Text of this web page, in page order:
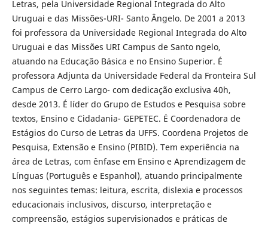
Letras, pela Universidade Regional Integrada do Alto
Uruguai e das Missões-URI- Santo Ângelo. De 2001 a 2013
foi professora da Universidade Regional Integrada do Alto
Uruguai e das Missões URI Campus de Santo ngelo,
atuando na Educação Básica e no Ensino Superior. É
professora Adjunta da Universidade Federal da Fronteira Sul
Campus de Cerro Largo- com dedicação exclusiva 40h,
desde 2013. É líder do Grupo de Estudos e Pesquisa sobre
textos, Ensino e Cidadania- GEPETEC. É Coordenadora de
Estágios do Curso de Letras da UFFS. Coordena Projetos de
Pesquisa, Extensão e Ensino (PIBID). Tem experiência na
área de Letras, com ênfase em Ensino e Aprendizagem de
Línguas (Português e Espanhol), atuando principalmente
nos seguintes temas: leitura, escrita, dislexia e processos
educacionais inclusivos, discurso, interpretação e
compreensão, estágios supervisionados e práticas de